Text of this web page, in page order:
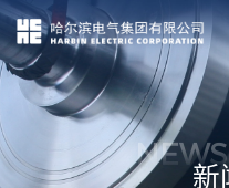
新